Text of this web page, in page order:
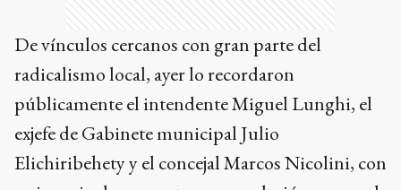
De vínculos cercanos con gran parte del
radicalismo local, ayer lo recordaron
públicamente el intendente Miguel Lunghi, el
exjefe de Gabinete municipal Julio
Elichiribehety y el concejal Marcos Nicolini, con